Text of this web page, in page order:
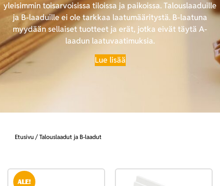
yleisimmin toisarvoisissa tiloissa ja paikoissa. Talouslaaduille
ja B-laaduille ei ole tarkkaa laatumääritystä. B-laatuna
myydään sellaiset tuotteet ja erät, jotka eivät täytä A-
laadun laatuvaatimuksia.
Lue lisää
Etusivu / Talouslaadut ja B-laadut
ALE!